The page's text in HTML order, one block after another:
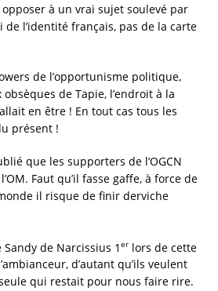
à un vrai sujet soulevé par
l’identité français, pas de la carte
de l’opportunisme politique,
de Tapie, l’endroit à la
en être ! En tout cas tous les
présent !
que les supporters de l’OGCN
Faut qu’il fasse gaffe, à force de
il risque de finir derviche
de Narcissius 1 er lors de cette
d’autant qu’ils veulent
qui restait pour nous faire rire.